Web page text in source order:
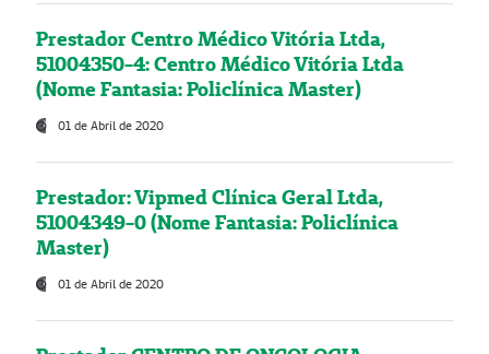
Prestador Centro Médico Vitória Ltda,
51004350-4: Centro Médico Vitória Ltda
(Nome Fantasia: Policlínica Master)
01 de Abril de 2020
Prestador: Vipmed Clínica Geral Ltda,
51004349-0 (Nome Fantasia: Policlínica
Master)
01 de Abril de 2020